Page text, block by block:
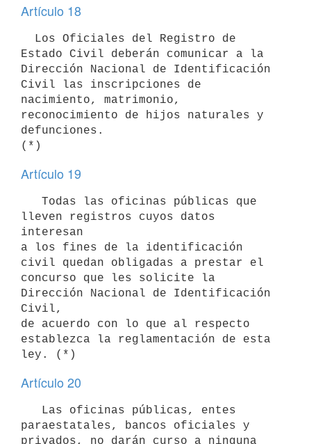
Artículo 18
Estado Civil deberán comunicar a la
Dirección Nacional de Identificación
Civil las inscripciones de
nacimiento, matrimonio,
reconocimiento de hijos naturales y
defunciones.
Artículo 19
lleven registros cuyos datos
interesan
a los fines de la identificación
civil quedan obligadas a prestar el
concurso que les solicite la
Dirección Nacional de Identificación
Civil,
de acuerdo con lo que al respecto
establezca la reglamentación de esta
Artículo 20
paraestatales, bancos oficiales y
privados, no darán curso a ninguna